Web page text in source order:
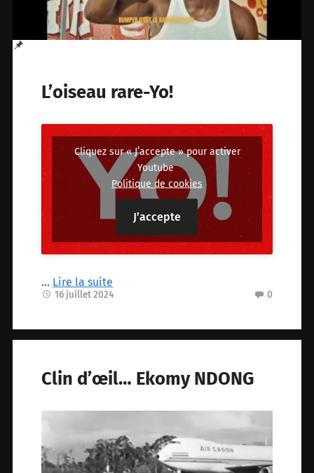
L’oiseau rare-Yo!
Cliquez sur « J’accepte » pour activer
Youtube
Politique de cookies
J’accepte
… Lire la suite
16 juillet 2024 0
Clin d’œil… Ekomy NDONG